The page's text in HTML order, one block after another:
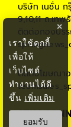
บริษัท เนชั่น
9,10,11 ถ.เท
ติดต่อกองบร
ติดต่อโฆษณา
STAY
×
เราใช้คุกกี้
เพื่อให้
เว็บไซต์
ทำงานได้ดี
ขึ้น เพิ่มเติม
ยอมรับ